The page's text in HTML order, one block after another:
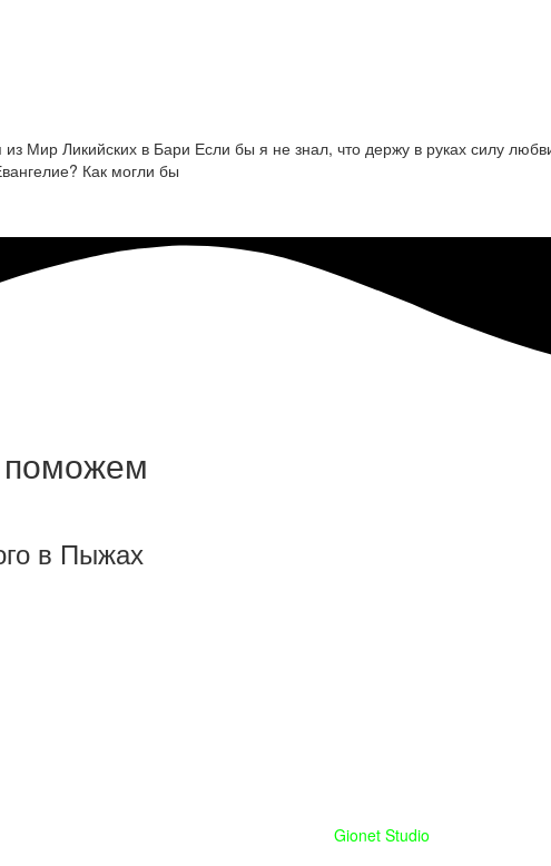
Мир Ликийских в Бари Если бы я не знал, что держу в руках силу
Как могли бы
в Пыжах
Gionet Studio